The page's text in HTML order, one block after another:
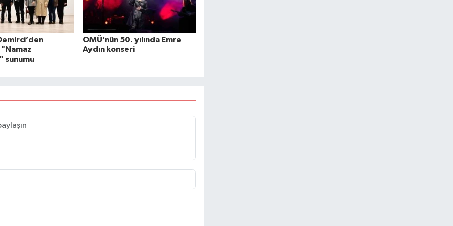
"Namaz
sunumu
OMÜ’nün 50. yılında Emre
Aydın konseri